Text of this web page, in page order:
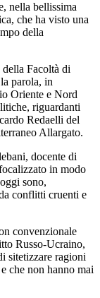
nella bellissima
che ha visto una
della
Facoltà di
parola, in
Oriente e Nord
riguardanti
Redaelli del
Allargato.
docente di
in modo
sono,
conflitti cruenti e
convenzionale
Russo-Ucraino,
sitetizzare ragioni
che non hanno mai